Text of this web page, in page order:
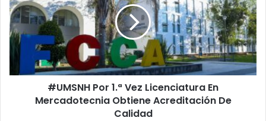
Vez
Licenciatura
En
Mercadotecnia
Obtiene
Acreditación
#UMSNH Por 1.ª Vez Licenciatura En
Mercadotecnia Obtiene Acreditación De
Calidad